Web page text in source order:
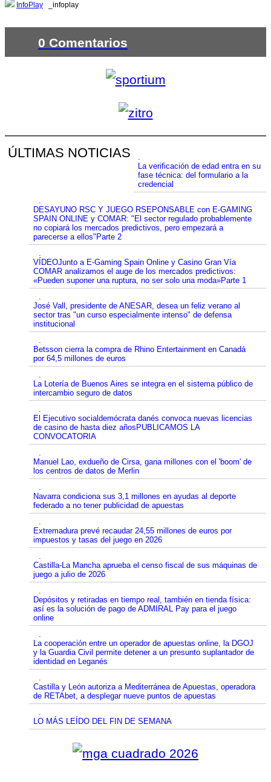
InfoPlay _infoplay
0 Comentarios
ÚLTIMAS NOTICIAS
.
La verificación de edad entra en su
fase técnica: del formulario a la
credencial
.
DESAYUNO RSC Y JUEGO RSEPONSABLE con E-GAMING
SPAIN ONLINE y COMAR: "El sector regulado probablemente
no copiará los mercados predictivos, pero empezará a
parecerse a ellos"Parte 2
.
VÍDEOJunto a E-Gaming Spain Online y Casino Gran Vía
COMAR analizamos el auge de los mercados predictivos:
«Pueden suponer una ruptura, no ser solo una moda»Parte 1
.
José Vall, presidente de ANESAR, desea un feliz verano al
sector tras "un curso especialmente intenso" de defensa
institucional
.
Betsson cierra la compra de Rhino Entertainment en Canadá
por 64,5 millones de euros
.
La Lotería de Buenos Aires se integra en el sistema público de
intercambio seguro de datos
.
El Ejecutivo socialdemócrata danés convoca nuevas licencias
de casino de hasta diez añosPUBLICAMOS LA
CONVOCATORIA
.
Manuel Lao, exdueño de Cirsa, gana millones con el 'boom' de
los centros de datos de Merlin
.
Navarra condiciona sus 3,1 millones en ayudas al deporte
federado a no tener publicidad de apuestas
.
Extremadura prevé recaudar 24,55 millones de euros por
impuestos y tasas del juego en 2026
.
Castilla-La Mancha aprueba el censo fiscal de sus máquinas de
juego a julio de 2026
.
Depósitos y retiradas en tiempo real, también en tienda física:
así es la solución de pago de ADMIRAL Pay para el juego
online
.
La cooperación entre un operador de apuestas online, la DGOJ
y la Guardia Civil permite detener a un presunto suplantador de
identidad en Leganés
.
Castilla y León autoriza a Mediterránea de Apuestas, operadora
de RETAbet, a desplegar nueve puntos de apuestas
.
LO MÁS LEÍDO DEL FIN DE SEMANA